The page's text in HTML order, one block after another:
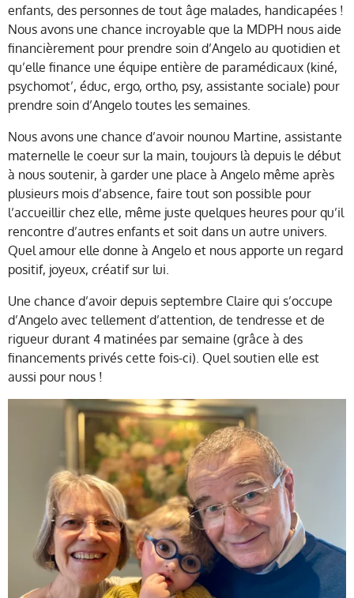
enfants, des personnes de tout âge malades, handicapées !
Nous avons une chance incroyable que la MDPH nous aide
financièrement pour prendre soin d’Angelo au quotidien et
qu’elle finance une équipe entière de paramédicaux (kiné,
psychomot’, éduc, ergo, ortho, psy, assistante sociale) pour
prendre soin d’Angelo toutes les semaines.
Nous avons une chance d’avoir nounou Martine, assistante
maternelle le coeur sur la main, toujours là depuis le début
à nous soutenir, à garder une place à Angelo même après
plusieurs mois d’absence, faire tout son possible pour
l’accueillir chez elle, même juste quelques heures pour qu’il
rencontre d’autres enfants et soit dans un autre univers.
Quel amour elle donne à Angelo et nous apporte un regard
positif, joyeux, créatif sur lui.
Une chance d’avoir depuis septembre Claire qui s’occupe
d’Angelo avec tellement d’attention, de tendresse et de
rigueur durant 4 matinées par semaine (grâce à des
financements privés cette fois-ci). Quel soutien elle est
aussi pour nous !